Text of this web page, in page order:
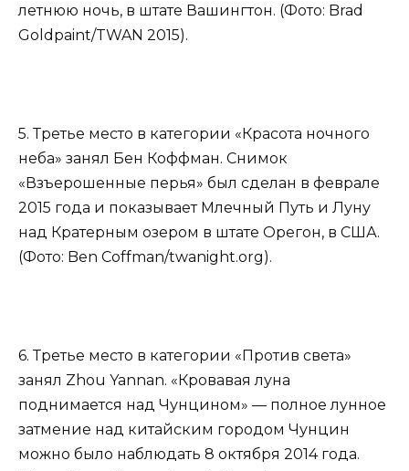
летнюю ночь, в штате Вашингтон. (Фото: Brad
Goldpaint/TWAN 2015).
5. Третье место в категории «Красота ночного
неба» занял Бен Коффман. Снимок
«Взъерошенные перья» был сделан в феврале
2015 года и показывает Млечный Путь и Луну
над Кратерным озером в штате Орегон, в США.
(Фото: Ben Coffman/twanight.org).
6. Третье место в категории «Против света»
занял Zhou Yannan. «Кровавая луна
поднимается над Чунцином» — полное лунное
затмение над китайским городом Чунцин
можно было наблюдать 8 октября 2014 года.